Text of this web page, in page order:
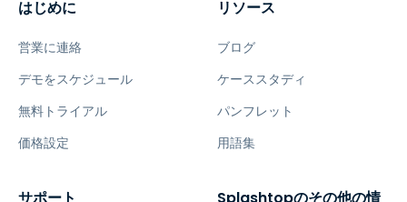
はじめに
営業に連絡
デモをスケジュール
無料トライアル
価格設定
リソース
ブログ
ケーススタディ
パンフレット
用語集